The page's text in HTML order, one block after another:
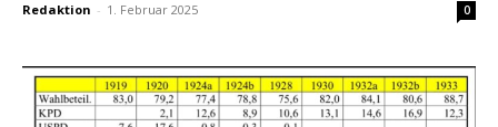
Redaktion - 1. Februar 2025 0